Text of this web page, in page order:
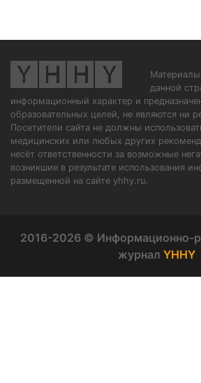
данной
информационный характер и
образовательных целей, не являются ни
Посетители сайта не должны
медицинских или любых других
несёт ответственности за возможные
возникшие в результате использования
размещенной на сайте yhhy.ru.
2016-2026 © Информационно-
журнал YHHY